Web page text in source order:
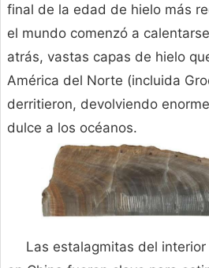
final de la edad de hielo más
el mundo comenzó a
atrás, vastas capas de hielo
América del Norte (incluida
derritieron, devolviendo
dulce a los océanos.
Las estalagmitas del